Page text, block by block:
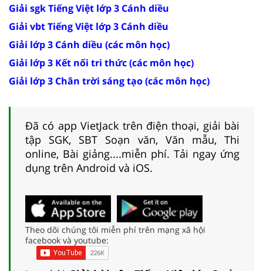
Giải sgk Tiếng Việt lớp 3 Cánh diều
Giải vbt Tiếng Việt lớp 3 Cánh diều
Giải lớp 3 Cánh diều (các môn học)
Giải lớp 3 Kết nối tri thức (các môn học)
Giải lớp 3 Chân trời sáng tạo (các môn học)
Đã có app VietJack trên điện thoại, giải bài
tập SGK, SBT Soạn văn, Văn mẫu, Thi
online, Bài giảng....miễn phí. Tải ngay ứng
dụng trên Android và iOS.
Theo dõi chúng tôi miễn phí trên mạng xã hội
facebook và youtube: